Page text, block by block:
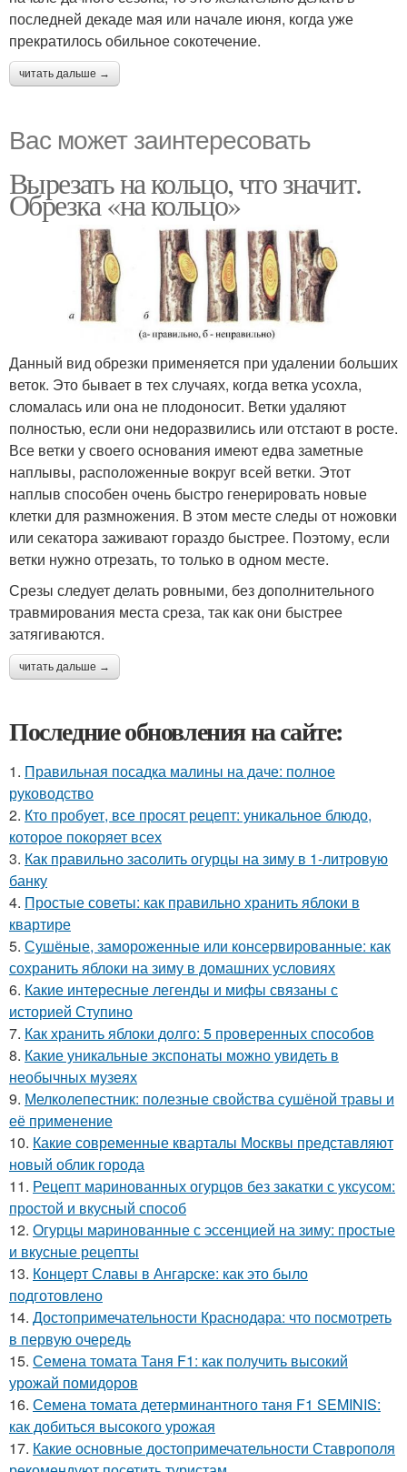
последней декаде мая или начале июня, когда уже
прекратилось обильное сокотечение.
читать дальше →
Вас может заинтересовать
Вырезать на кольцо, что значит.
Обрезка «на кольцо»
Данный вид обрезки применяется при удалении больших
веток. Это бывает в тех случаях, когда ветка усохла,
сломалась или она не плодоносит. Ветки удаляют
полностью, если они недоразвились или отстают в росте.
Все ветки у своего основания имеют едва заметные
наплывы, расположенные вокруг всей ветки. Этот
наплыв способен очень быстро генерировать новые
клетки для размножения. В этом месте следы от ножовки
или секатора заживают гораздо быстрее. Поэтому, если
ветки нужно отрезать, то только в одном месте.
Срезы следует делать ровными, без дополнительного
травмирования места среза, так как они быстрее
затягиваются.
читать дальше →
Последние обновления на сайте:
1. Правильная посадка малины на даче: полное
руководство
2. Кто пробует, все просят рецепт: уникальное блюдо,
которое покоряет всех
3. Как правильно засолить огурцы на зиму в 1-литровую
банку
4. Простые советы: как правильно хранить яблоки в
квартире
5. Сушёные, замороженные или консервированные: как
сохранить яблоки на зиму в домашних условиях
6. Какие интересные легенды и мифы связаны с
историей Ступино
7. Как хранить яблоки долго: 5 проверенных способов
8. Какие уникальные экспонаты можно увидеть в
необычных музеях
9. Мелколепестник: полезные свойства сушёной травы и
её применение
10. Какие современные кварталы Москвы представляют
новый облик города
11. Рецепт маринованных огурцов без закатки с уксусом:
простой и вкусный способ
12. Огурцы маринованные с эссенцией на зиму: простые
и вкусные рецепты
13. Концерт Славы в Ангарске: как это было
подготовлено
14. Достопримечательности Краснодара: что посмотреть
в первую очередь
15. Семена томата Таня F1: как получить высокий
урожай помидоров
16. Семена томата детерминантного таня F1 SEMINIS:
как добиться высокого урожая
17. Какие основные достопримечательности Ставрополя